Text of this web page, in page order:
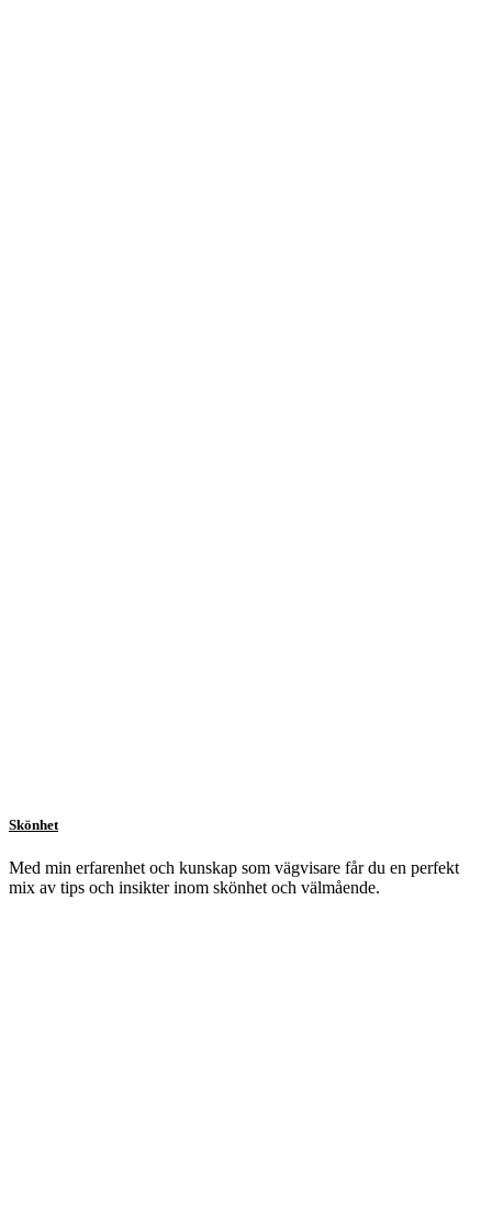
Skönhet
Med min erfarenhet och kunskap som vägvisare får du en perfekt
mix av tips och insikter inom skönhet och välmående.